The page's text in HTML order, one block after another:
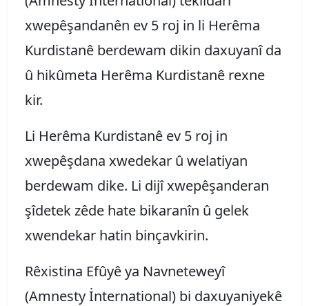
xwepêşandanên ev 5 roj in li Herêma
Kurdistanê berdewam dikin daxuyanî da
û hikûmeta Herêma Kurdistanê rexne
kir.
Li Herêma Kurdistanê ev 5 roj in
xwepêşdana xwedekar û welatiyan
berdewam dike. Li dijî xwepêşanderan
şîdetek zêde hate bikaranîn û gelek
xwendekar hatin binçavkirin.
Rêxistina Efûyê ya Navneteweyî
(Amnesty İnternational) bi daxuyaniyekê